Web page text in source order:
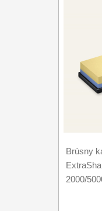
Brúsny
2000/